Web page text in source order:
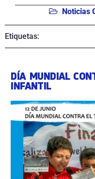
Noticias
Etiquetas:
DÍA MUNDIAL
INFANTIL